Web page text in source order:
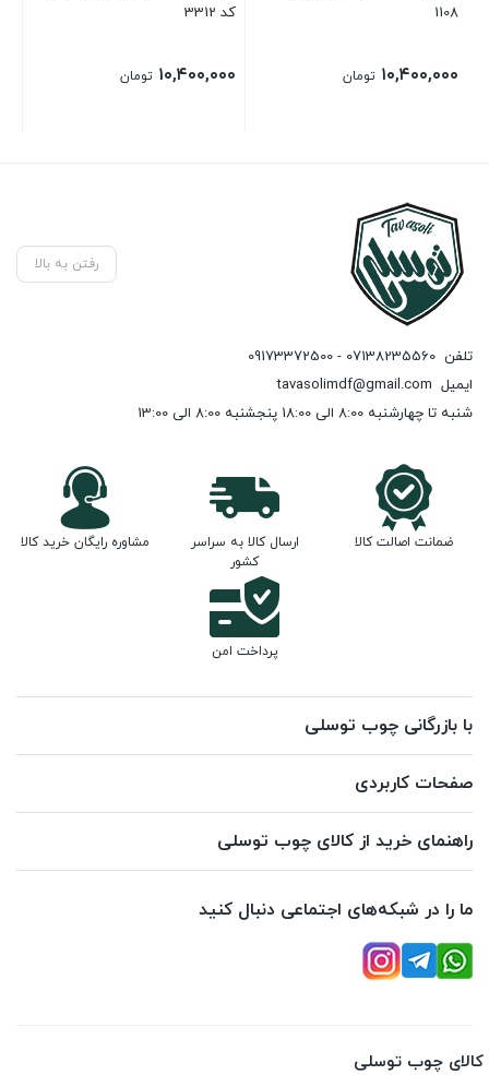
1108
۱۰,۴۰۰,۰۰۰ تومان
کد 3312
۱۰,۴۰۰,۰۰۰ تومان
رفتن به بالا
تلفن 07138235560 - 09173372500
ایمیل tavasolimdf@gmail.com
شنبه تا چهارشنبه 8:00 الی 18:00 پنجشنبه 8:00 الی 13:00
ضمانت اصالت کالا
ارسال کالا به سراسر
کشور
مشاوره رایگان خرید کالا
پرداخت امن
با بازرگانی چوب توسلی
صفحات کاربردی
راهنمای خرید از کالای چوب توسلی
ما را در شبکه‌های اجتماعی دنبال کنید
کالای چوب توسلی